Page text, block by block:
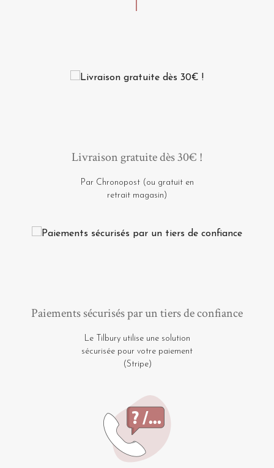
Livraison gratuite dès 30€ !
Par Chronopost (ou gratuit en
retrait magasin)
Paiements sécurisés par un tiers de confiance
Le Tilbury utilise une solution
sécurisée pour votre paiement
(Stripe)